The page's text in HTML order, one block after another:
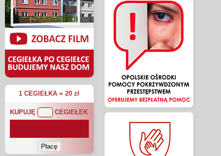
1 CEGIEŁKA = 20 zł
KUPUJĘ CEGIEŁEK